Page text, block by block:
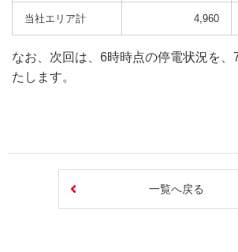
当社エリア計 4,960
なお、次回は、6時時点の停電状況を、
たします。
一覧へ戻る